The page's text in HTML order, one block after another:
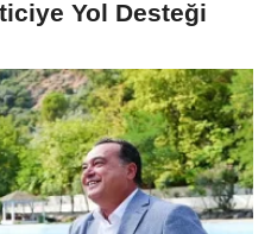
Yol Desteği